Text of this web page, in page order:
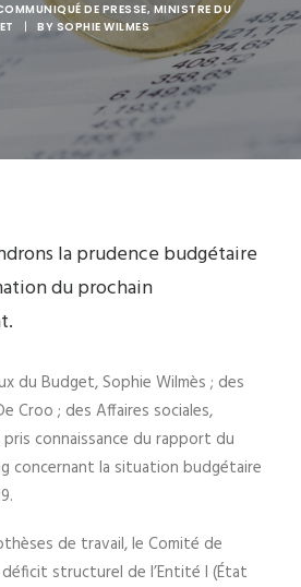
DE PRESSE, MINISTRE DU
| BY SOPHIE WILMES
la prudence budgétaire
du prochain
du Budget, Sophie Wilmès ; des
Croo ; des Affaires sociales,
connaissance du rapport du
concernant la situation budgétaire
de travail, le Comité de
structurel de l’Entité I (État